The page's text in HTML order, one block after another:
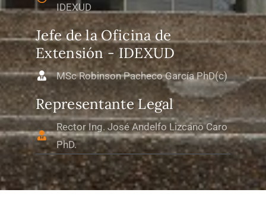
IDEXUD
Jefe de la Oficina de
Extensión - IDEXUD
MSc Robinson Pacheco García PhD(c)
Representante Legal
Rector Ing. José Andelfo Lizcano Caro
PhD.